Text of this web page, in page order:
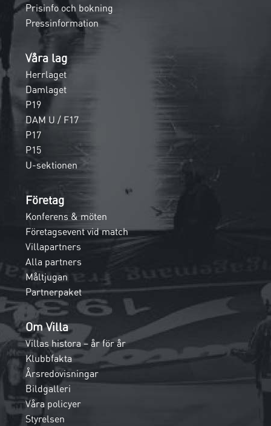
Prisinfo och bokning
Pressinformation
Våra lag
Herrlaget
Damlaget
P19
DAM U / F17
P17
P15
U-sektionen
Företag
Konferens & möten
Företagsevent vid match
Villapartners
Alla partners
Måltjugan
Partnerpaket
Om Villa
Villas histora – år för år
Klubbfakta
Årsredovisningar
Bildgalleri
Våra policyer
Styrelsen